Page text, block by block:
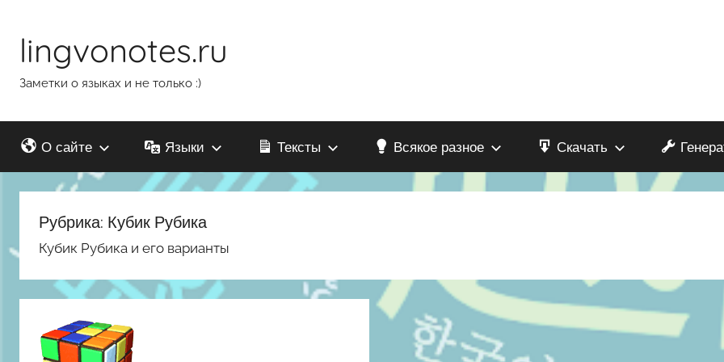
содержимому
lingvonotes.ru
Заметки о языках и не только :)
О сайте Языки Тексты Всякое разное Скачать
Рубрика: Кубик Рубика
Кубик Рубика и его варианты